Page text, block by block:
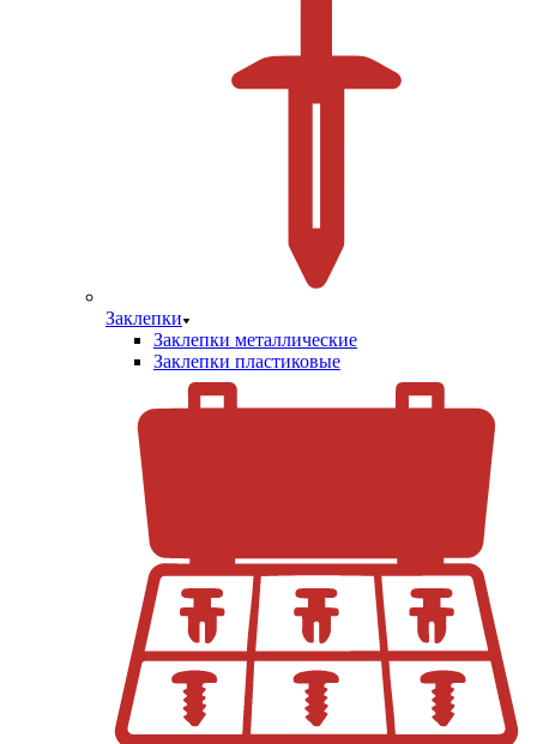
Заклепки
Заклепки металлические
Заклепки пластиковые